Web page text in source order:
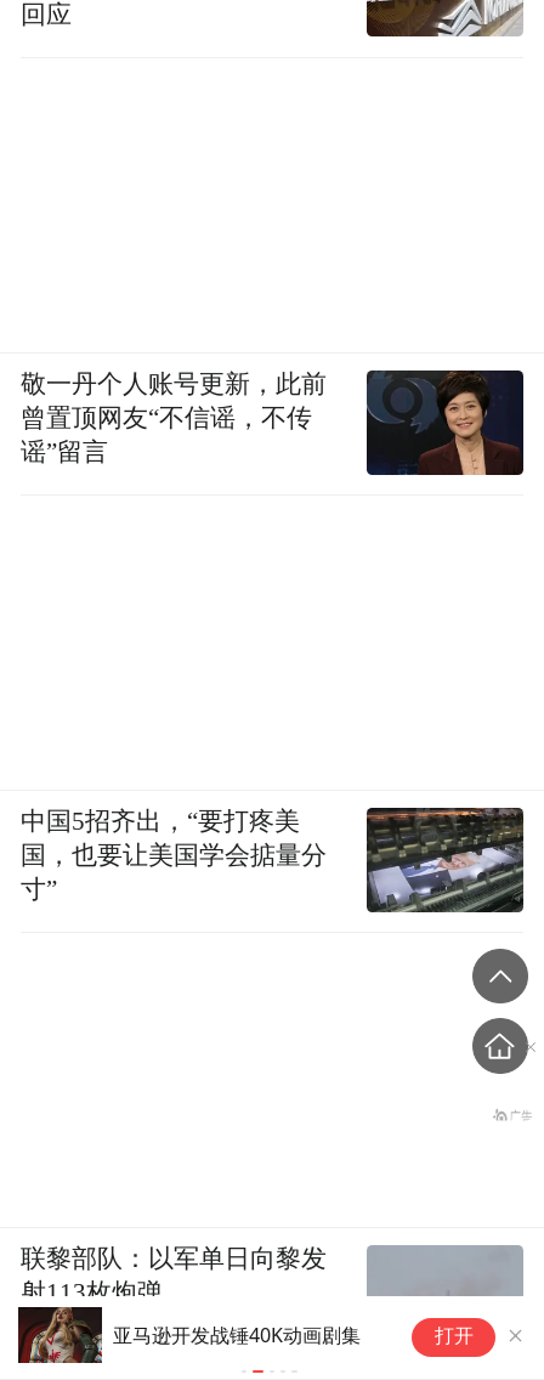
亚马逊开发战锤40K动画剧集 打开
回应
敬一丹个人账号更新，此前
曾置顶网友“不信谣，不传
谣”留言
中国5招齐出，“要打疼美
国，也要让美国学会掂量分
寸”
联黎部队：以军单日向黎发
射113枚炮弹